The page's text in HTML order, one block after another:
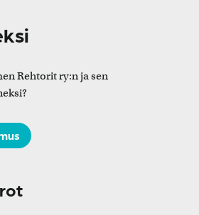
Rehtorit ry:n ja sen